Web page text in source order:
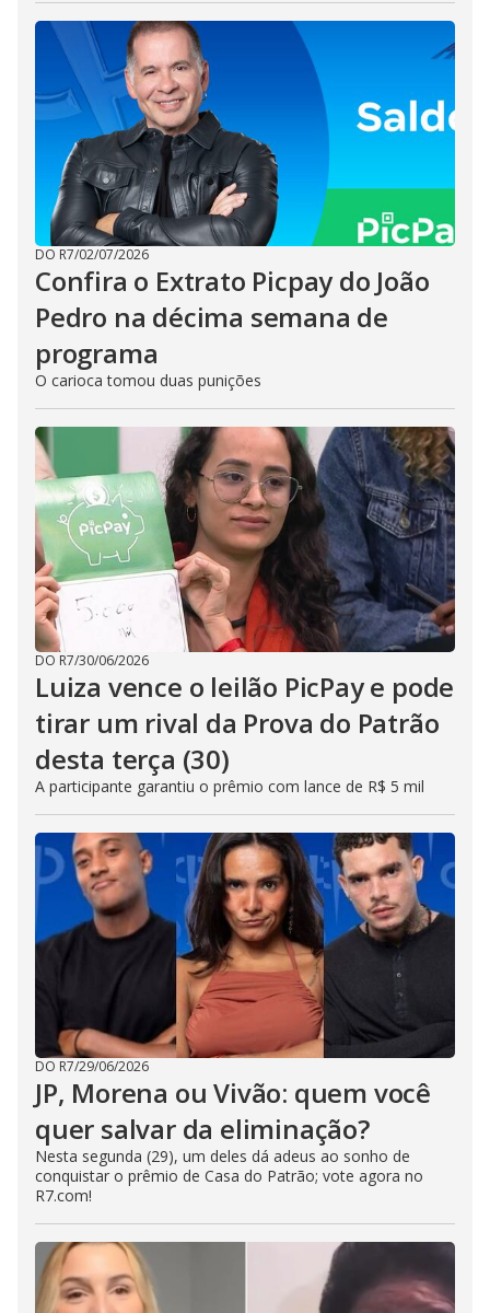
DO R7/02/07/2026
Confira o Extrato Picpay do João
Pedro na décima semana de
programa
O carioca tomou duas punições
DO R7/30/06/2026
Luiza vence o leilão PicPay e pode
tirar um rival da Prova do Patrão
desta terça (30)
A participante garantiu o prêmio com lance de R$ 5 mil
DO R7/29/06/2026
JP, Morena ou Vivão: quem você
quer salvar da eliminação?
Nesta segunda (29), um deles dá adeus ao sonho de
conquistar o prêmio de Casa do Patrão; vote agora no
R7.com!